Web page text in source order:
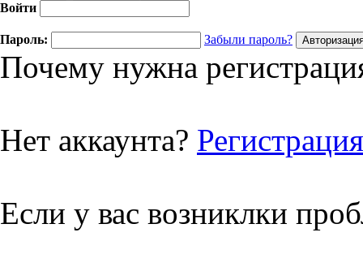
Войти
Пароль: Забыли пароль?
Почему нужна
Нет аккаунта? Регистрация
Если у вас возниклки